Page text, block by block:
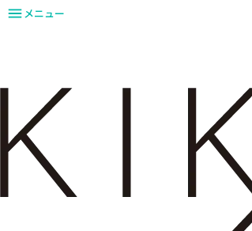
メニュー